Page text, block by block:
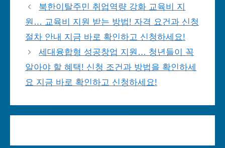
북한이탈주민 취업역량 강화 교육비 지
원… 교육비 지원 받는 방법! 자격 요건과 신청
절차 안내 지금 바로 확인하고 신청하세요!
세대융합형 성공창업 지원… 청년들이 꼭
알아야 할 혜택! 신청 조건과 방법을 확인하세
요 지금 바로 확인하고 신청하세요!